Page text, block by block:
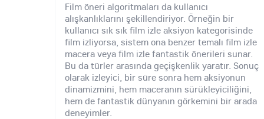
Film öneri algoritmaları da kullanıcı
alışkanlıklarını şekillendiriyor. Örneğin bir
kullanıcı sık sık film izle aksiyon kategorisinde
film izliyorsa, sistem ona benzer temalı film izle
macera veya film izle fantastik önerileri sunar.
Bu da türler arasında geçişkenlik yaratır. Sonuç
olarak izleyici, bir süre sonra hem aksiyonun
dinamizmini, hem maceranın sürükleyiciliğini,
hem de fantastik dünyanın görkemini bir arada
deneyimler.